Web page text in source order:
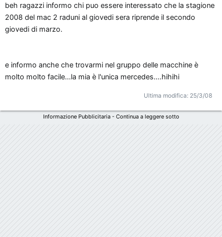
beh ragazzi informo chi puo essere interessato che la stagione
2008 del mac 2 raduni al giovedi sera riprende il secondo
giovedi di marzo.
e informo anche che trovarmi nel gruppo delle macchine è
molto molto facile...la mia è l'unica mercedes....hihihi
Ultima modifica: 25/3/08
Informazione Pubblicitaria - Continua a leggere sotto